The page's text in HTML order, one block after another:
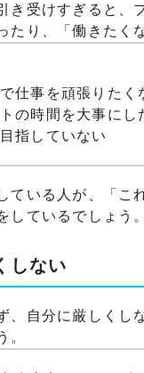
き受けすぎると、
たり、「働きたく
仕事を頑張りたく
の時間を大事にし
指していない
ている人が、「こ
しているでしょう。
しない
、自分に厳しくし
。